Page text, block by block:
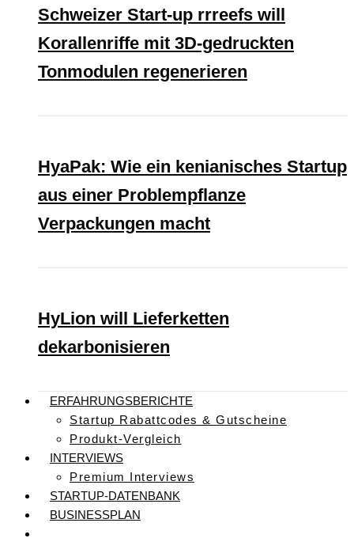
Schweizer Start-up rrreefs will
Korallenriffe mit 3D-gedruckten
Tonmodulen regenerieren
HyaPak: Wie ein kenianisches Startup
aus einer Problempflanze
Verpackungen macht
HyLion will Lieferketten
dekarbonisieren
ERFAHRUNGSBERICHTE
Startup Rabattcodes & Gutscheine
Produkt-Vergleich
INTERVIEWS
Premium Interviews
STARTUP-DATENBANK
BUSINESSPLAN